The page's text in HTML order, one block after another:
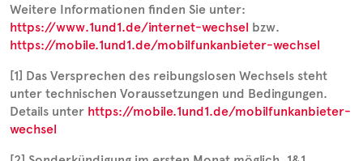
Weitere Informationen finden Sie unter:
https://www.1und1.de/internet-wechsel bzw.
https://mobile.1und1.de/mobilfunkanbieter-wechsel
[1] Das Versprechen des reibungslosen Wechsels steht
unter technischen Voraussetzungen und Bedingungen.
Details unter https://mobile.1und1.de/mobilfunkanbieter-
wechsel